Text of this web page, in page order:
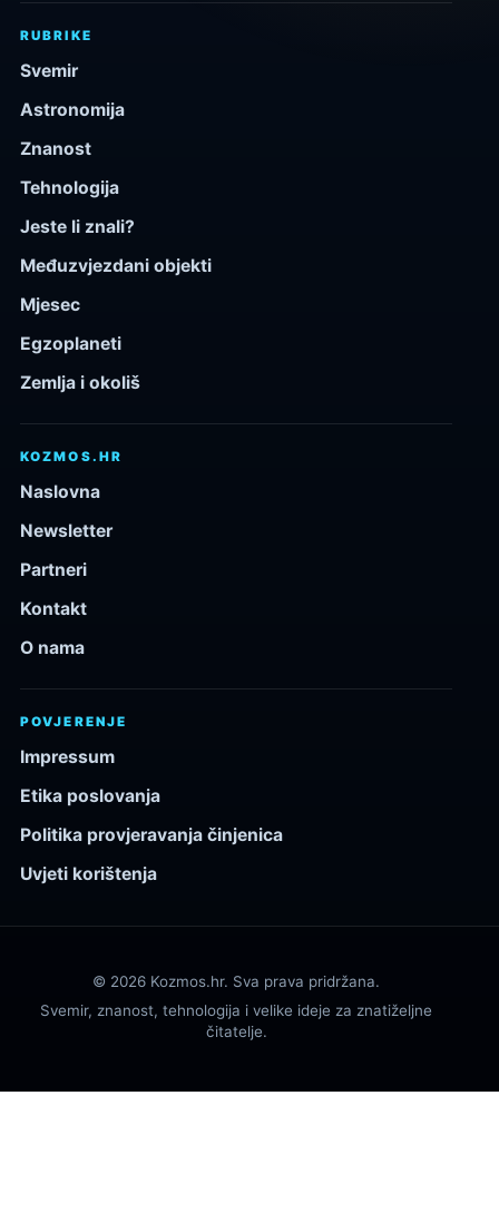
RUBRIKE
Svemir
Astronomija
Znanost
Tehnologija
Jeste li znali?
Međuzvjezdani objekti
Mjesec
Egzoplaneti
Zemlja i okoliš
KOZMOS.HR
Naslovna
Newsletter
Partneri
Kontakt
O nama
POVJERENJE
Impressum
Etika poslovanja
Politika provjeravanja činjenica
Uvjeti korištenja
© 2026 Kozmos.hr. Sva prava pridržana.
Svemir, znanost, tehnologija i velike ideje za znatiželjne
čitatelje.